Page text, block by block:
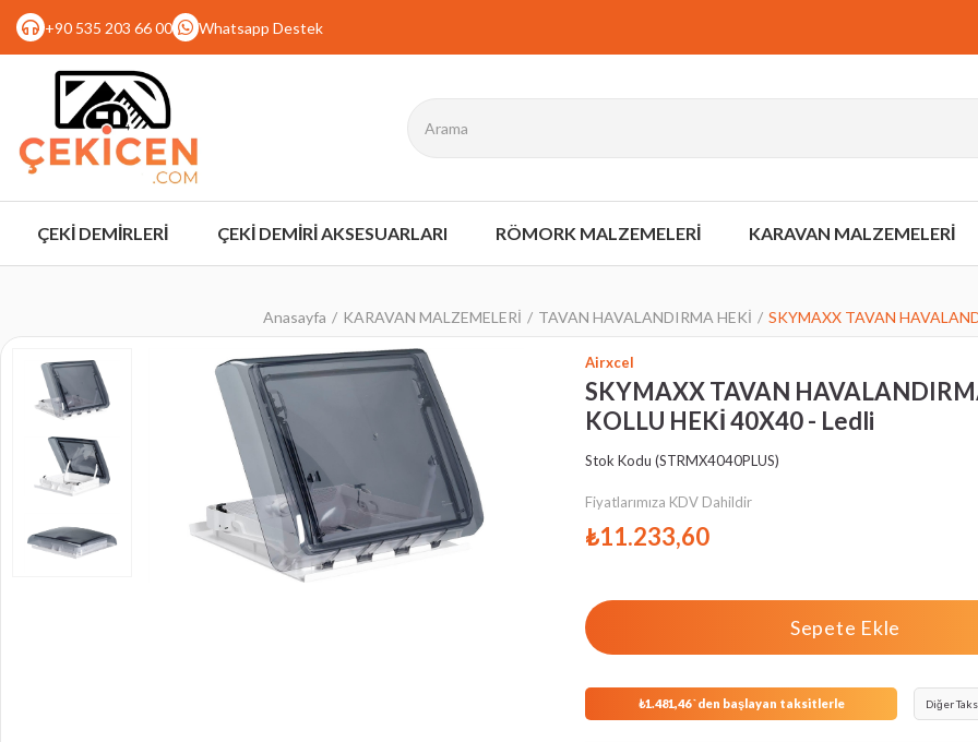
+90 535 203 66 00 Whatsapp Destek
ÇEKİ DEMİRLERİ ÇEKİ DEMİRİ AKSESUARLARI RÖMORK MALZEMELERİ KARAVAN MALZEMELERİ
Anasayfa KARAVAN MALZEMELERİ TAVAN HAVALANDIRMA HEKİ SKYMAXX TAVAN
Airxcel
SKYMAXX TAVAN
KOLLU HEKİ 40X40 - Ledli
Stok Kodu (STRMX4040PLUS)
Fiyatlarımıza KDV Dahildir
₺11.233,60
₺1.481,46`den başlayan taksitlerle Diğer